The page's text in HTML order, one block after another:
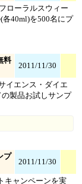
ローラルスウィー
各40ml)を500名にプ
料
2011/11/30
イエンス・ダイエ
製品お試しサンプ
プ
2011/11/30
キャンペーンを実